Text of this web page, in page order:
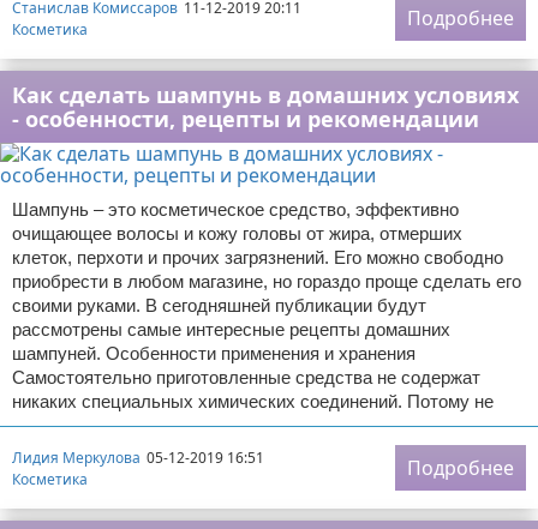
Станислав Комиссаров 11-12-2019 20:11
Косметика
Подробнее
Как сделать шампунь в домашних условиях
- особенности, рецепты и рекомендации
Шампунь – это косметическое средство, эффективно
очищающее волосы и кожу головы от жира, отмерших
клеток, перхоти и прочих загрязнений. Его можно свободно
приобрести в любом магазине, но гораздо проще сделать его
своими руками. В сегодняшней публикации будут
рассмотрены самые интересные рецепты домашних
шампуней. Особенности применения и хранения
Самостоятельно приготовленные средства не содержат
никаких специальных химических соединений. Потому не
Лидия Меркулова 05-12-2019 16:51
Косметика
Подробнее